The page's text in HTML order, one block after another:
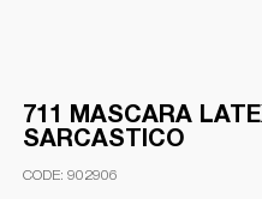
711 MASCARA
SARCASTICO
902906